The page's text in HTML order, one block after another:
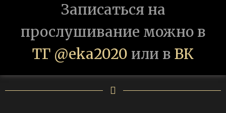
Записаться на
прослушивание можно в
ТГ @eka2020 или в ВК